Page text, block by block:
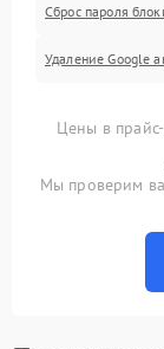
Сброс пароля
Удаление Google
Цены в
Мы проверим